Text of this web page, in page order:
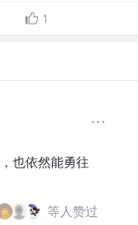
1
也依然能勇往
等人赞过